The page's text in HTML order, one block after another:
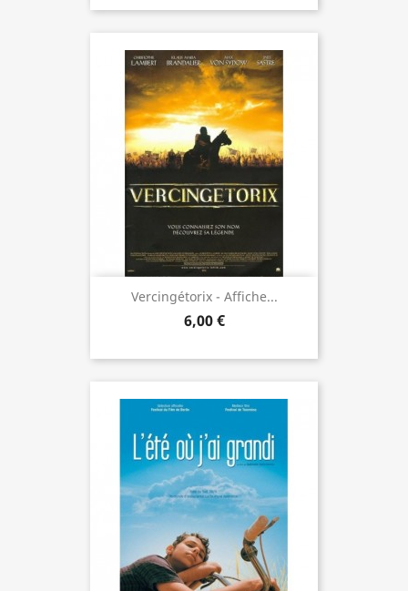
Vercingétorix - Affiche...
6,00 €